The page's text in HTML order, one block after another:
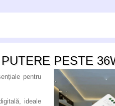
PESTE
pentru
ideale